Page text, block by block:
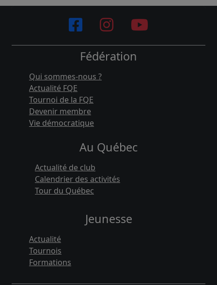
Fédération
Qui sommes-nous ?
Actualité FQE
Tournoi de la FQE
Devenir membre
Vie démocratique
Au Québec
Actualité de club
Calendrier des activités
Tour du Québec
Jeunesse
Actualité
Tournois
Formations